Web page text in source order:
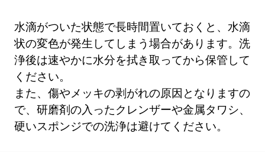
水滴がついた状態で長時間置いておくと、水滴
状の変色が発生してしまう場合があります。洗
浄後は速やかに水分を拭き取ってから保管して
ください。
また、傷やメッキの剥がれの原因となりますの
で、研磨剤の入ったクレンザーや金属タワシ、
硬いスポンジでの洗浄は避けてください。